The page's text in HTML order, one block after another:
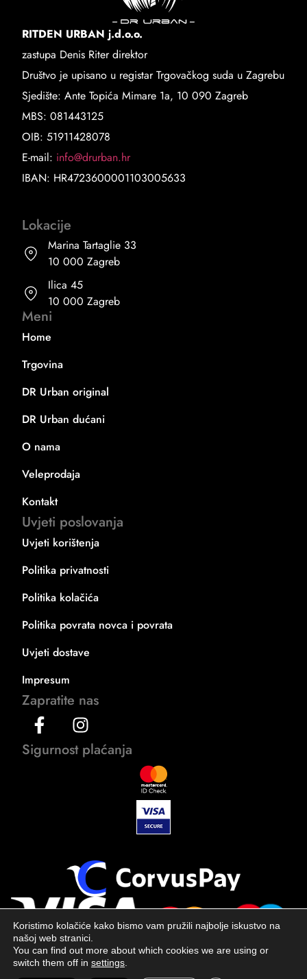
RITDEN URBAN j.d.o.o.
zastupa Denis Riter direktor
Društvo je upisano u registar Trgovačkog suda u Zagrebu
Sjedište: Ante Topića Mimare 1a, 10 090 Zagreb
MBS: 081443125
OIB: 51911428078
E-mail: info@drurban.hr
IBAN: HR4723600001103005633
Lokacije
Marina Tartaglie 33
10 000 Zagreb
Ilica 45
10 000 Zagreb
Meni
Home
Trgovina
DR Urban original
DR Urban dućani
O nama
Veleprodaja
Kontakt
Uvjeti poslovanja
Uvjeti korištenja
Politika privatnosti
Politika kolačića
Politika povrata novca i povrata
Uvjeti dostave
Impresum
Zapratite nas
Sigurnost plaćanja
Koristimo kolačiće kako bismo vam pružili najbolje iskustvo na
našoj web stranici.
You can find out more about which cookies we are using or
switch them off in settings